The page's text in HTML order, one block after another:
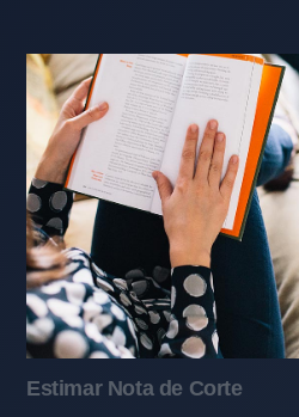
Estimar Nota de Corte